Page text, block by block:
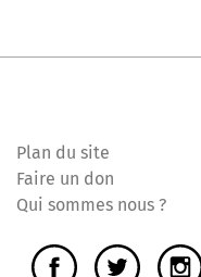
Plan du site
Faire un don
Qui sommes nous ?